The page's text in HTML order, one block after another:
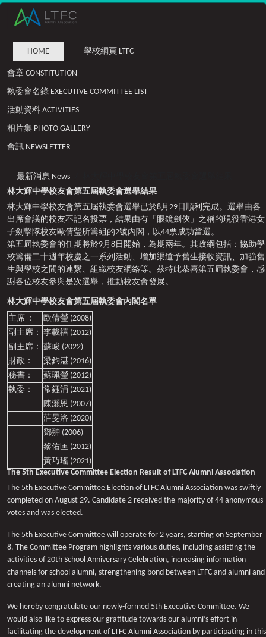
HOME 學校網頁 LTFC
會章 CONSTITUTION
執委會名錄 EXECUTIVE COMMITTEE LIST
活動資料 ACTIVITIES
相片集 PHOTO GALLERY
會訊 NEWSLETTER
最新消息 News
林大輝中學校友會第五屆執委會選舉結果
林大輝中學校友會第五屆執委會選舉已於8月29日順利完成。選舉由各
出席會議的校友不記名投票，結果由有「眼鏡劍俠」之稱的現役香港女
子劍擊隊校友歐倩瑩所籌組的2號內閣，以44票成功當選。
第五屆執委會的任期將於9月8日開始，為期兩年。其政綱包括：協助學
校籌備二十週年校慶之一系列活動、增加渠道予舊生接收資訊、加強舊
生與學校之間的連繋、組織校友網絡等。茲特此恭喜第五屆執委會，感
謝各位校友參與是次選舉，推動校友會發展。
林大輝中學校友會第五屆執委會內閣名單
主席 ：
歐倩瑩 (2008)
副主席： 李載禧 (2012)
副主席： 蘇峻 (2022)
財政：
梁鈞湛 (2016)
秘書：
蘇珮瑩 (2012)
執委：
常鈺涓 (2021)
陳灝恩 (2007)
莊旻洛 (2020)
鄧翀 (2006)
黎佑匡 (2012)
黃巧瑤 (2021)
The 5th Executive Committee Election Result of LTFC Alumni Association
The 5th Executive Committee Election of LTFC Alumni Association was swiftly
completed on August 29. Candidate 2 received the majority of 44 anonymous
votes and was elected.
The 5th Executive Committee will operate for 2 years, starting on September
8. The Committee Program highlights various duties, including assisting the
activities of 20th School Anniversary Celebration, increasing information
channels for school alumni, strengthening bond between LTFC and alumni and
creating an alumni network.
We hereby congratulate our newly-formed 5th Executive Committee. We
would also like to express our gratitude towards our alumni’s effort in
facilitating the development of LTFC Alumni Association by participating in this